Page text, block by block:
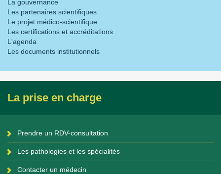
La gouvernance
Les partenaires scientifiques
Le projet médico-scientifique
Les certifications et accréditations
L'agenda
Les documents institutionnels
La prise en charge
Prendre un RDV-consultation
Les pathologies et les spécialités
Contacter un médecin